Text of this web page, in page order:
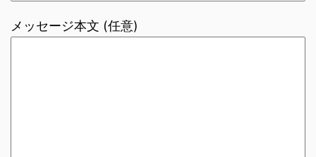
メッセージ本文 (任意)